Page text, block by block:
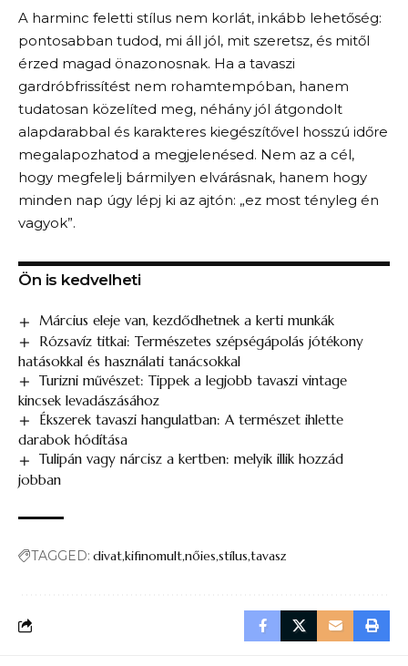
A harminc feletti stílus nem korlát, inkább lehetőség:
pontosabban tudod, mi áll jól, mit szeretsz, és mitől
érzed magad önazonosnak. Ha a tavaszi
gardróbfrissítést nem rohamtempóban, hanem
tudatosan közelíted meg, néhány jól átgondolt
alapdarabbal és karakteres kiegészítővel hosszú időre
megalapozhatod a megjelenésed. Nem az a cél,
hogy megfelelj bármilyen elvárásnak, hanem hogy
minden nap úgy lépj ki az ajtón: „ez most tényleg én
vagyok”.
Ön is kedvelheti
Március eleje van, kezdődhetnek a kerti munkák
Rózsavíz titkai: Természetes szépségápolás jótékony
hatásokkal és használati tanácsokkal
Turizni művészet: Tippek a legjobb tavaszi vintage
kincsek levadászásához
Ékszerek tavaszi hangulatban: A természet ihlette
darabok hódítása
Tulipán vagy nárcisz a kertben: melyik illik hozzád
jobban
TAGGED: divatkifinomultnőies stílus tavasz